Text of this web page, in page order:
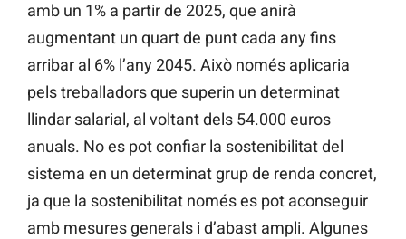
amb un 1% a partir de 2025, que anirà
augmentant un quart de punt cada any fins
arribar al 6% l’any 2045. Això només aplicaria
pels treballadors que superin un determinat
llindar salarial, al voltant dels 54.000 euros
anuals. No es pot confiar la sostenibilitat del
sistema en un determinat grup de renda concret,
ja que la sostenibilitat només es pot aconseguir
amb mesures generals i d’abast ampli. Algunes